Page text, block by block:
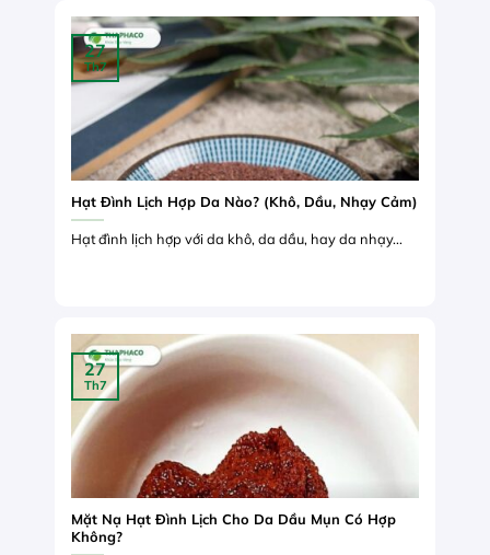
Hạt Đình Lịch Hợp Da Nào? (Khô, Dầu, Nhạy Cảm)
Hạt đình lịch hợp với da khô, da dầu, hay da nhạy...
27
Th7
Mặt Nạ Hạt Đình Lịch Cho Da Dầu Mụn Có Hợp
Không?
27
Th7